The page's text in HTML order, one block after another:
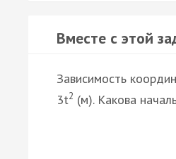
Вместе с этой
Зависимость
3t2 (м). Какова